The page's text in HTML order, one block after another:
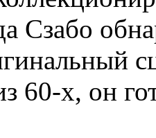
Сзабо
60-х, он